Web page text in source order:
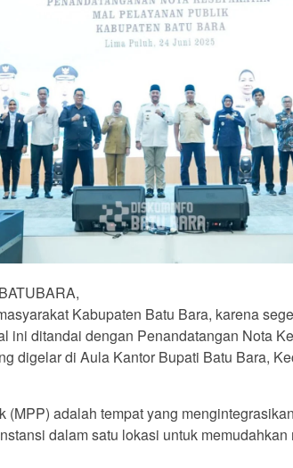
Kabupaten Batu Bara, karena
ini ditandai dengan Penandatangan Nota
digelar di Aula Kantor Bupati Batu Bara,
(MPP) adalah tempat yang
dalam satu lokasi untuk memudahkan